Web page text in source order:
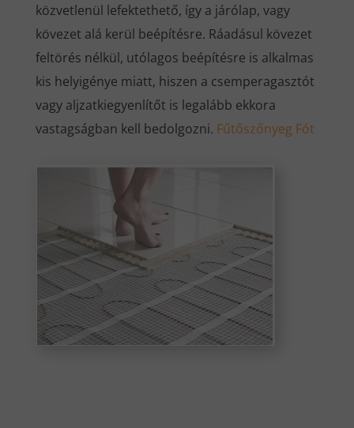
közvetlenül lefektethető, így a járólap, vagy
kövezet alá kerül beépítésre. Ráadásul kövezet
feltörés nélkül, utólagos beépítésre is alkalmas
kis helyigénye miatt, hiszen a csemperagasztót
vagy aljzatkiegyenlítőt is legalább ekkora
vastagságban kell bedolgozni. Fűtőszőnyeg Fót